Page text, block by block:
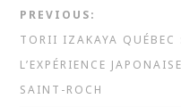
PREVIOUS:
TORII IZAKAYA QUÉBEC :
L’EXPÉRIENCE
SAINT-ROCH